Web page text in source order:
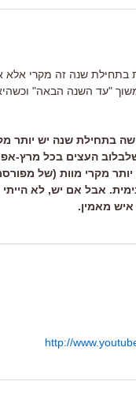
בתחילת שנה זה מקרי אלא
"עד השנה הבאה"
בתחילת שנה יש יותר
העצים בכל מרץ-
מקרי מוות (של
אבל אם יש, לא
מאמין.
http://